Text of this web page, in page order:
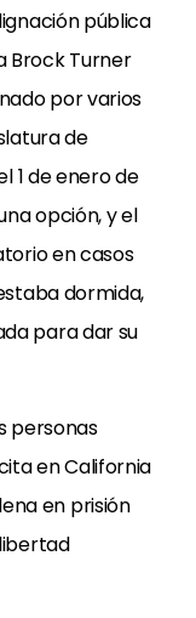
pública
Brock Turner
por varios
de
1 de enero de
opción, y el
en casos
dormida,
para dar su
personas
en California
en prisión